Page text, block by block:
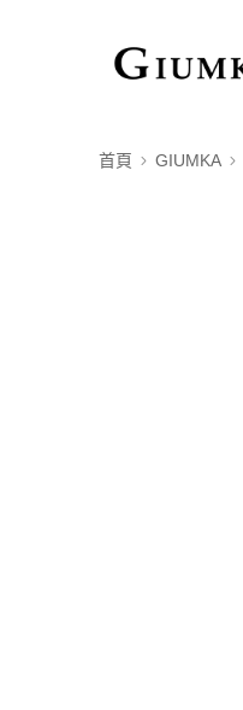
首頁 GIUMKA